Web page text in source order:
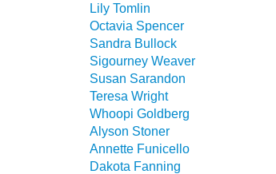
Lily Tomlin
Octavia Spencer
Sandra Bullock
Sigourney Weaver
Susan Sarandon
Teresa Wright
Whoopi Goldberg
Alyson Stoner
Annette Funicello
Dakota Fanning